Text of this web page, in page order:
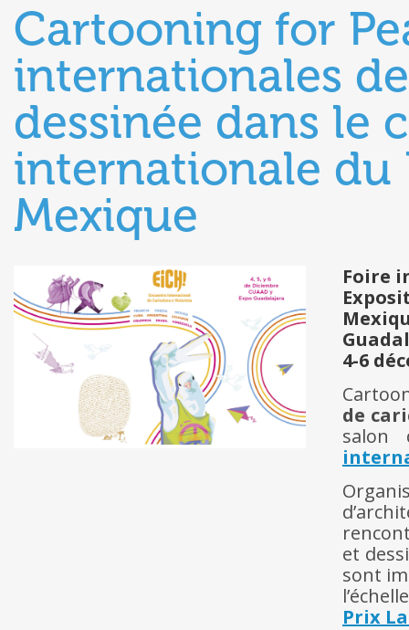
Cartooning for
internationales
dessinée dans le
internationale du
Mexique
Foire
4-6
de
salon
et
sont
Prix